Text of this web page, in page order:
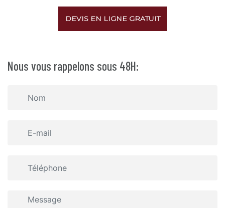
DEVIS EN LIGNE GRATUIT
Nous vous rappelons sous 48H: